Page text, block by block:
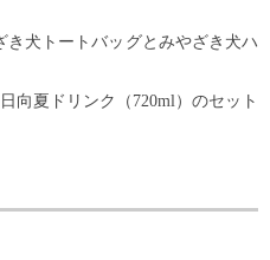
犬トートバッグとみやざき犬ハ
向夏ドリンク（720ml）のセット